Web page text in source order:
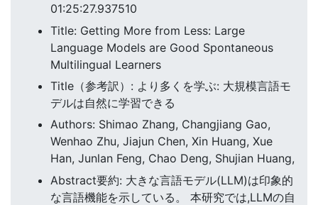
01:25:27.937510
Title: Getting More from Less: Large
Language Models are Good Spontaneous
Multilingual Learners
Title（参考訳）: より多くを学ぶ: 大規模言語モ
デルは自然に学習できる
Authors: Shimao Zhang, Changjiang Gao,
Wenhao Zhu, Jiajun Chen, Xin Huang, Xue
Han, Junlan Feng, Chao Deng, Shujian Huang,
Abstract要約: 大きな言語モデル(LLM)は印象的
な言語機能を示している。 本研究では,LLMの自